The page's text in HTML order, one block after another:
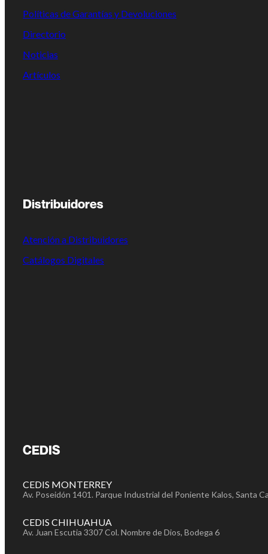
Políticas de Garantías y Devoluciones
Directorio
Noticias
Artículos
Distribuidores
Atención a Distribuidores
Catálogos Digitales
CEDIS
CEDIS MONTERREY
Av. Poseidón 1401. Parque Industrial del Poniente Kalos, Santa
CEDIS CHIHUAHUA
Av. Juan Escutia 3307 Col. Nombre de Dios, Bodega 6